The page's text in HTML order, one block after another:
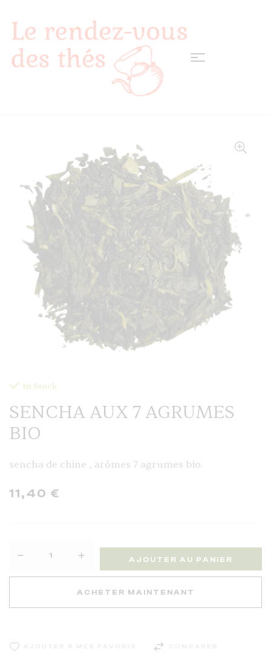
In Stock
SENCHA AUX 7 AGRUMES
BIO
sencha de chine , arômes 7 agrumes bio.
11,40 €
AJOUTER AU PANIER
ACHETER MAINTENANT